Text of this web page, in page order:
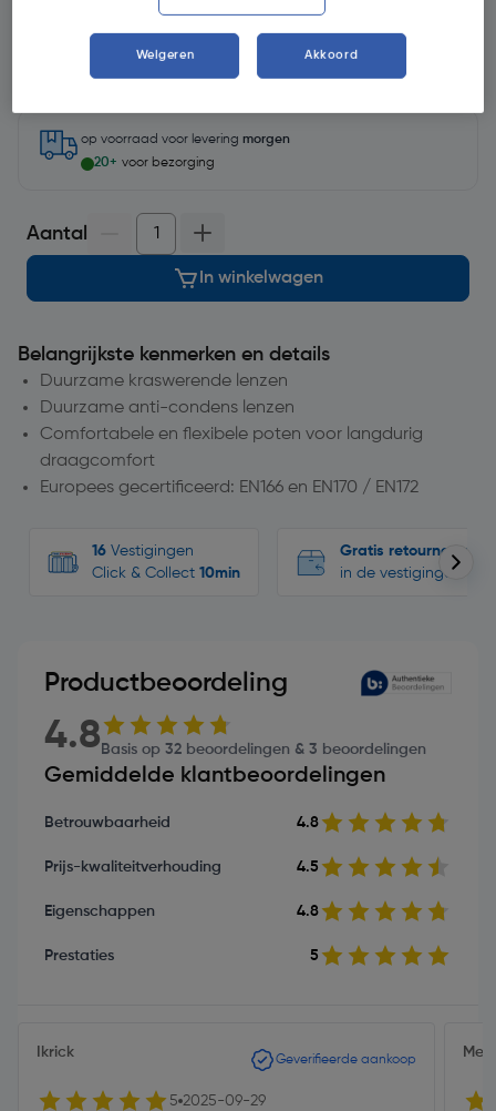
minuten op
Selecteer vestiging
op voorraad voor levering morgen
20+ voor bezorging
Aantal
In winkelwagen
Belangrijkste kenmerken en details
Duurzame kraswerende lenzen
Duurzame anti-condens lenzen
Comfortabele en flexibele poten voor langdurig
draagcomfort
Europees gecertificeerd: EN166 en EN170 / EN172
16 Vestigingen
Click & Collect 10min
Gratis retourneren
in de vestigingen
Productbeoordeling
4.8 Basis op 32 beoordelingen & 3 beoordelingen
Gemiddelde klantbeoordelingen
Betrouwbaarheid 4.8
Prijs-kwaliteitverhouding 4.5
Eigenschappen 4.8
Prestaties 5
Ikrick Geverifieerde aankoop
5 2025-09-29
Weigeren Akkoord